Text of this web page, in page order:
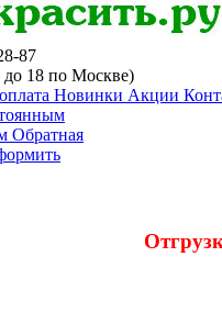
87
18 по Москве)
Новинки Акции
Обратная